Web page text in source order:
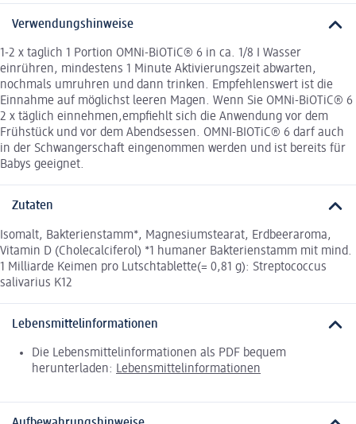
Verwendungshinweise
1-2 x taglich 1 Portion OMNi-BiOTiC® 6 in ca. 1/8 I Wasser
einrühren, mindestens 1 Minute Aktivierungszeit abwarten,
nochmals umruhren und dann trinken. Empfehlenswert ist die
Einnahme auf möglichst leeren Magen. Wenn Sie OMNi-BiOTiC® 6
2 x täglich einnehmen,empfiehlt sich die Anwendung vor dem
Frühstück und vor dem Abendsessen. OMNI-BIOTiC® 6 darf auch
in der Schwangerschaft eingenommen werden und ist bereits für
Babys geeignet.
Zutaten
Isomalt, Bakterienstamm*, Magnesiumstearat, Erdbeeraroma,
Vitamin D (Cholecalciferol) *1 humaner Bakterienstamm mit mind.
1 Milliarde Keimen pro Lutschtablette(= 0,81 g): Streptococcus
salivarius K12
Lebensmittelinformationen
Die Lebensmittelinformationen als PDF bequem
herunterladen: Lebensmittelinformationen